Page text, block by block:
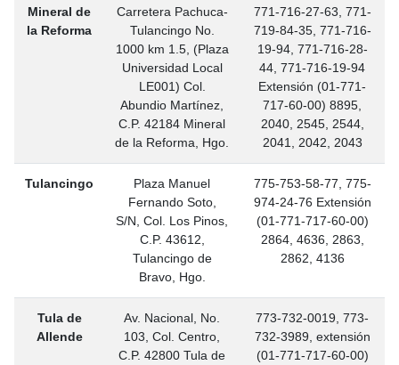
Mineral de
la Reforma
Carretera Pachuca-
Tulancingo No.
1000 km 1.5, (Plaza
Universidad Local
LE001) Col.
Abundio Martínez,
C.P. 42184 Mineral
de la Reforma, Hgo.
771-716-27-63, 771-
719-84-35, 771-716-
19-94, 771-716-28-
44, 771-716-19-94
Extensión (01-771-
717-60-00) 8895,
2040, 2545, 2544,
2041, 2042, 2043
Tulancingo
Plaza Manuel
Fernando Soto,
S/N, Col. Los Pinos,
C.P. 43612,
Tulancingo de
Bravo, Hgo.
775-753-58-77, 775-
974-24-76 Extensión
(01-771-717-60-00)
2864, 4636, 2863,
2862, 4136
Tula de
Allende
Av. Nacional, No.
103, Col. Centro,
C.P. 42800 Tula de
773-732-0019, 773-
732-3989, extensión
(01-771-717-60-00)